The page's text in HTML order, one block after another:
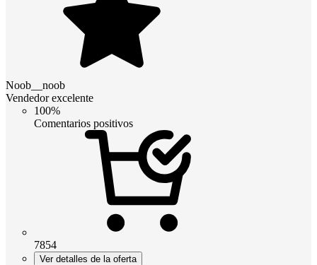
Noob__noob
Vendedor excelente
100%
Comentarios positivos
7854
Ver detalles de la oferta